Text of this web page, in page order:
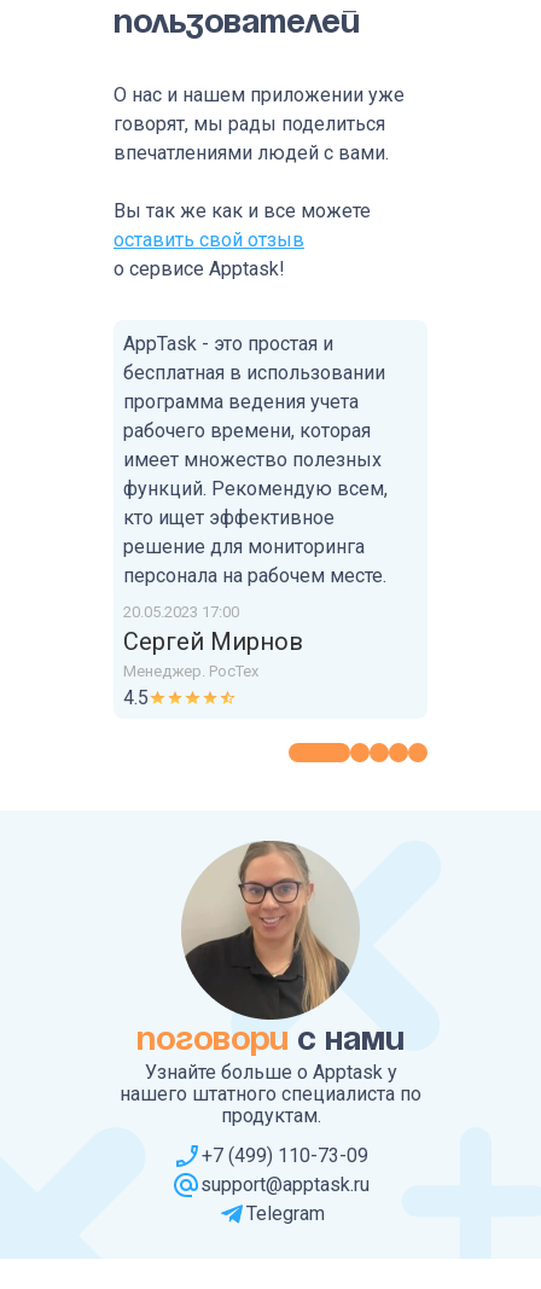
пользователей
О нас и нашем приложении уже
говорят, мы рады поделиться
впечатлениями людей с вами.
Вы так же как и все можете
оставить свой отзыв
о сервисе Apptask!
AppTask - это простая и
бесплатная в использовании
программа ведения учета
рабочего времени, которая
имеет множество полезных
функций. Рекомендую всем,
кто ищет эффективное
решение для мониторинга
персонала на рабочем месте.
Сергей Мирнов
Менеджер. РосТех
4.5
20.05.2023 17:00
ПОГОВОРИ С НАМИ
Узнайте больше о Apptask у
нашего штатного специалиста по
продуктам.
+7 (499) 110-73-09
support@apptask.ru
Telegram